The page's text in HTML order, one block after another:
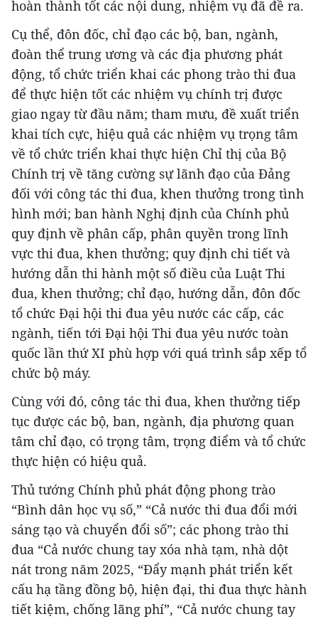
hoàn thành tốt các nội dung, nhiệm vụ đã đề ra.
Cụ thể, đôn đốc, chỉ đạo các bộ, ban, ngành,
đoàn thể trung ương và các địa phương phát
động, tổ chức triển khai các phong trào thi đua
để thực hiện tốt các nhiệm vụ chính trị được
giao ngay từ đầu năm; tham mưu, đề xuất triển
khai tích cực, hiệu quả các nhiệm vụ trọng tâm
về tổ chức triển khai thực hiện Chỉ thị của Bộ
Chính trị về tăng cường sự lãnh đạo của Đảng
đối với công tác thi đua, khen thưởng trong tình
hình mới; ban hành Nghị định của Chính phủ
quy định về phân cấp, phân quyền trong lĩnh
vực thi đua, khen thưởng; quy định chi tiết và
hướng dẫn thi hành một số điều của Luật Thi
đua, khen thưởng; chỉ đạo, hướng dẫn, đôn đốc
tổ chức Đại hội thi đua yêu nước các cấp, các
ngành, tiến tới Đại hội Thi đua yêu nước toàn
quốc lần thứ XI phù hợp với quá trình sắp xếp tổ
chức bộ máy.
Cùng với đó, công tác thi đua, khen thưởng tiếp
tục được các bộ, ban, ngành, địa phương quan
tâm chỉ đạo, có trọng tâm, trọng điểm và tổ chức
thực hiện có hiệu quả.
Thủ tướng Chính phủ phát động phong trào
“Bình dân học vụ số,” “Cả nước thi đua đổi mới
sáng tạo và chuyển đổi số”; các phong trào thi
đua “Cả nước chung tay xóa nhà tạm, nhà dột
nát trong năm 2025, “Đẩy mạnh phát triển kết
cấu hạ tầng đồng bộ, hiện đại, thi đua thực hành
tiết kiệm, chống lãng phí”, “Cả nước chung tay